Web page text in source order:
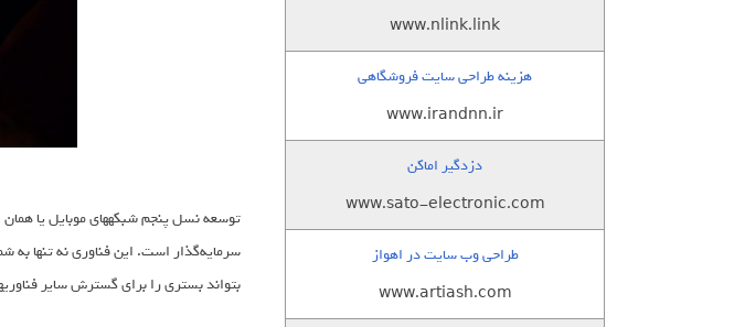
بتواند بستری را برای گسترش سایر فناوری‎های جديد و پیشرفته از اینترنت اشیا تا خودروهای خودران فراهم سازد.
www.nlink.link
هزینه طراحی سایت فروشگاهی
www.irandnn.ir
دزدگیر اماکن
www.sato-electronic.com
طراحی وب سایت در اهواز
www.artiash.com